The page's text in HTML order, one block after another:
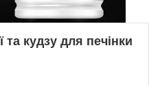
та кудзу для печінки